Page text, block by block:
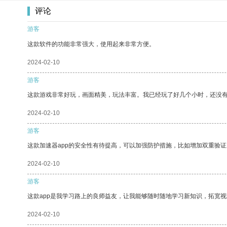
评论
游客
这款软件的功能非常强大，使用起来非常方便。
2024-02-10
游客
这款游戏非常好玩，画面精美，玩法丰富。我已经玩了好几个小时，还没有
2024-02-10
游客
这款加速器app的安全性有待提高，可以加强防护措施，比如增加双重验证
2024-02-10
游客
这款app是我学习路上的良师益友，让我能够随时随地学习新知识，拓宽视
2024-02-10